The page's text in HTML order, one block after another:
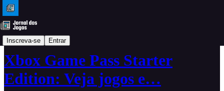
Inscreva-se Entrar
Dicas
Xbox Game Pass Starter
Edition: Veja jogos e…